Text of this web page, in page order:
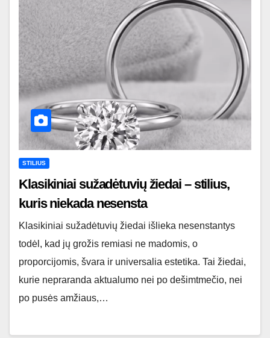
STILIUS
Klasikiniai sužadėtuvių žiedai – stilius,
kuris niekada nesensta
Klasikiniai sužadėtuvių žiedai išlieka nesenstantys
todėl, kad jų grožis remiasi ne madomis, o
proporcijomis, švara ir universalia estetika. Tai žiedai,
kurie nepraranda aktualumo nei po dešimtmečio, nei
po pusės amžiaus,…